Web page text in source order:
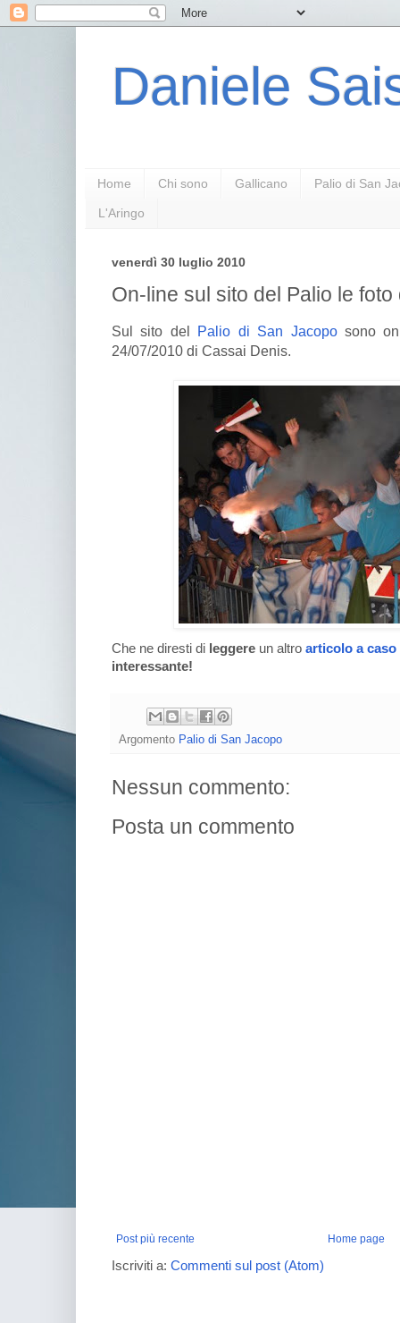
Daniele
Home Chi sono Gallicano Palio di San
L'Aringo
venerdì 30 luglio 2010
On-line sul sito del Palio le foto
Sul sito del Palio di San Jacoposono on
24/07/2010 di Cassai Denis.
Che ne diresti di leggere un altro articolo a caso
interessante!
Argomento Palio di San Jacopo
Nessun commento:
Posta un commento
Post più recente Home page
Iscriviti a: Commenti sul post (Atom)